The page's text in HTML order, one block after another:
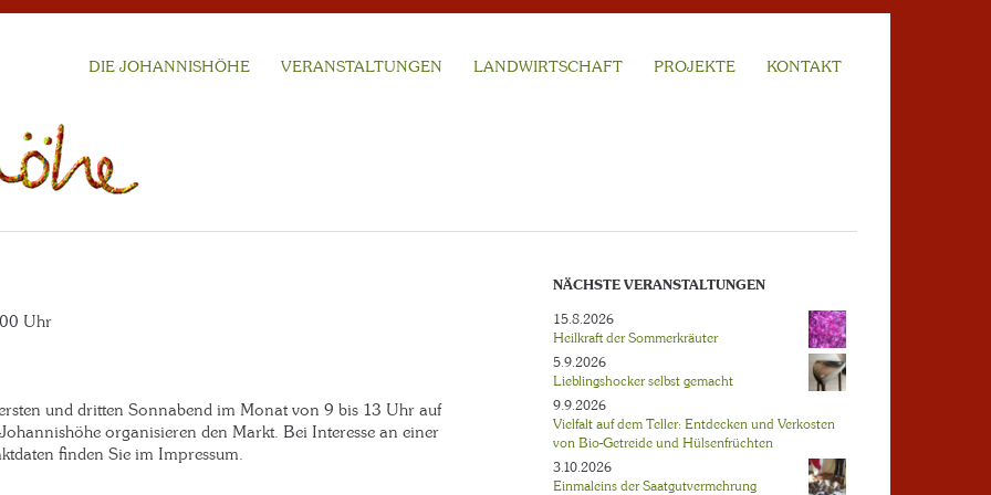
DIE JOHANNISHÖHE VERANSTALTUNGEN LANDWIRTSCHAFT PROJEKTE KONTAKT
Uhr
und dritten Sonnabend im Monat von 9 bis 13 Uhr auf
organisieren den Markt. Bei Interesse an einer
finden Sie im Impressum.
NÄCHSTE VERANSTALTUNGEN
15.8.2026
Heilkraft der Sommerkräuter
5.9.2026
Lieblingshocker selbst gemacht
9.9.2026
Vielfalt auf dem Teller: Entdecken und Verkosten
von Bio-Getreide und Hülsenfrüchten
3.10.2026
Einmaleins der Saatgutvermehrung